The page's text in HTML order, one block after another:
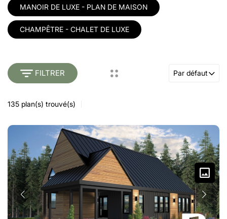
MANOIR DE LUXE - PLAN DE MAISON
CHAMPÊTRE - CHALET DE LUXE
FILTRER Par défaut
135 plan(s) trouvé(s)